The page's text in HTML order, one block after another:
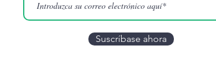
Suscríbase ahora